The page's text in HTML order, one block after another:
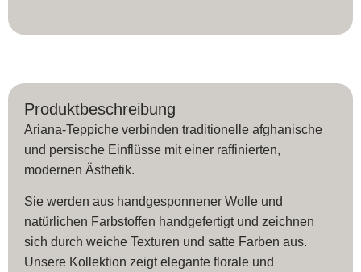
Produktbeschreibung
Ariana-Teppiche verbinden traditionelle afghanische
und persische Einflüsse mit einer raffinierten,
modernen Ästhetik.
Sie werden aus handgesponnener Wolle und
natürlichen Farbstoffen handgefertigt und zeichnen
sich durch weiche Texturen und satte Farben aus.
Unsere Kollektion zeigt elegante florale und